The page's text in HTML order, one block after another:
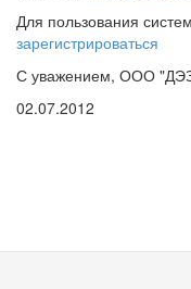
Для пользования
зарегистрироваться
С уважением, ООО
02.07.2012